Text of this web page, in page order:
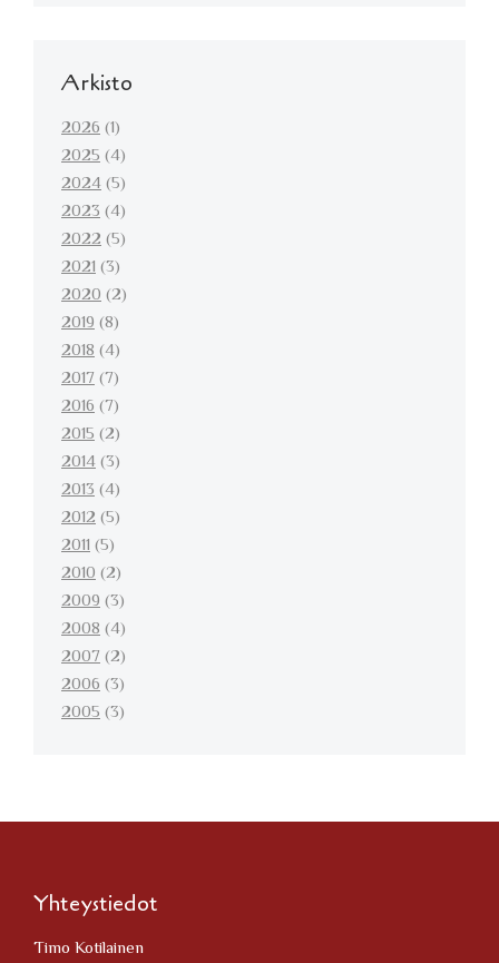
Arkisto
2026(1)
2025(4)
2024(5)
2023(4)
2022(5)
2021(3)
2020(2)
2019(8)
2018(4)
2017(7)
2016(7)
2015(2)
2014(3)
2013(4)
2012(5)
2011(5)
2010(2)
2009(3)
2008(4)
2007(2)
2006(3)
2005(3)
Yhteystiedot
Timo Kotilainen